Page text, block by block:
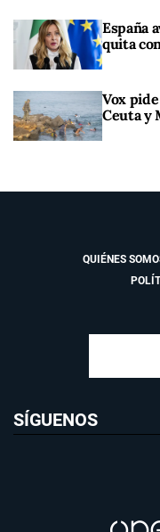
España
quita
Vox
Ceuta y
QUIÉNES
SÍGUENOS